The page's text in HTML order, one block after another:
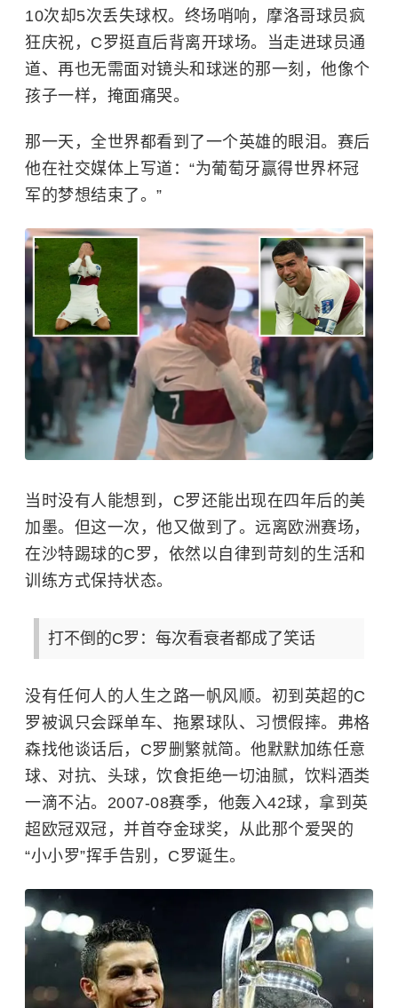
10次却5次丢失球权。终场哨响，摩洛哥球员疯
狂庆祝，C罗挺直后背离开球场。当走进球员通
道、再也无需面对镜头和球迷的那一刻，他像个
孩子一样，掩面痛哭。
那一天，全世界都看到了一个英雄的眼泪。赛后
他在社交媒体上写道：“为葡萄牙赢得世界杯冠
军的梦想结束了。”
当时没有人能想到，C罗还能出现在四年后的美
加墨。但这一次，他又做到了。远离欧洲赛场，
在沙特踢球的C罗，依然以自律到苛刻的生活和
训练方式保持状态。
打不倒的C罗：每次看衰者都成了笑话
没有任何人的人生之路一帆风顺。 初到英超的C
罗被讽只会踩单车、拖累球队、习惯假摔。弗格
森找他谈话后，C罗删繁就简。他默默加练任意
球、对抗、头球，饮食拒绝一切油腻，饮料酒类
一滴不沾。2007-08赛季，他轰入42球，拿到英
超欧冠双冠，并首夺金球奖，从此那个爱哭的
“小小罗”挥手告别，C罗诞生。